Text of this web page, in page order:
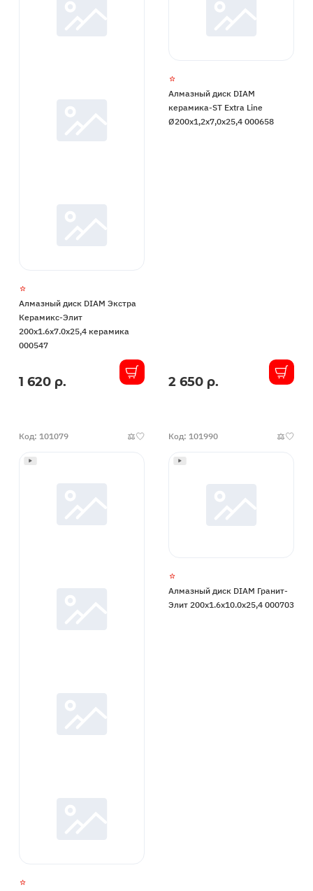
Алмазный диск DIAM Экстра
Керамикс-Элит
200x1.6x7.0x25,4 керамика
000547
В1 620 р.
Алмазный диск DIAM
керамика-ST Extra Line
Ø200x1,2x7,0x25,4 000658
В
2 650 р.
Код: 101079 Код: 101990
Алмазный диск DIAM Гранит-
Элит 200x1.6x10.0x25,4 000703